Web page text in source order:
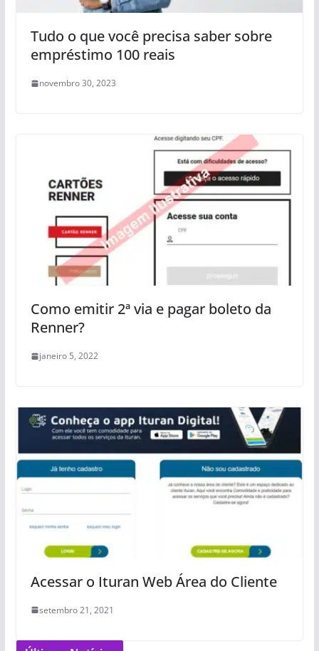
Tudo o que você precisa saber sobre
empréstimo 100 reais
novembro 30, 2023
Como emitir 2ª via e pagar boleto da
Renner?
janeiro 5, 2022
Acessar o Ituran Web Área do Cliente
setembro 21, 2021